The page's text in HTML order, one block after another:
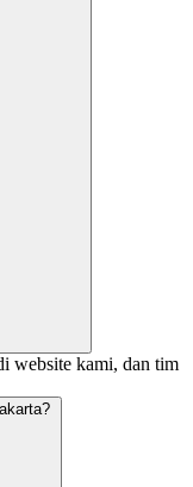
website kami, dan tim